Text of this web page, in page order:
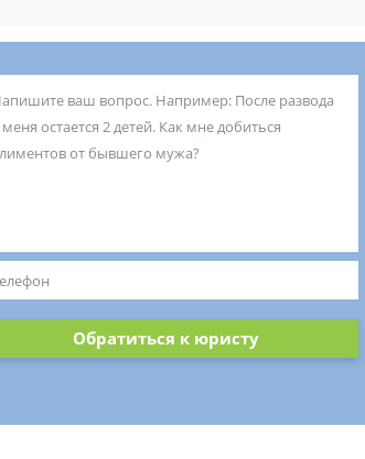
Обратиться к юристу